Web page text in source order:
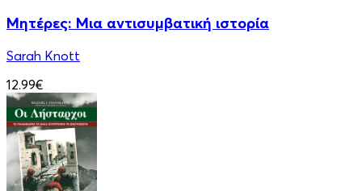
Μητέρες: Μια αντισυμβατική ιστορία
Sarah Knott
12.99€